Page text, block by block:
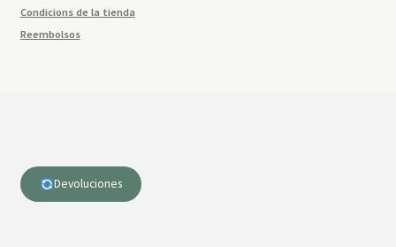
Condicions de la tienda
Reembolsos
Devoluciones